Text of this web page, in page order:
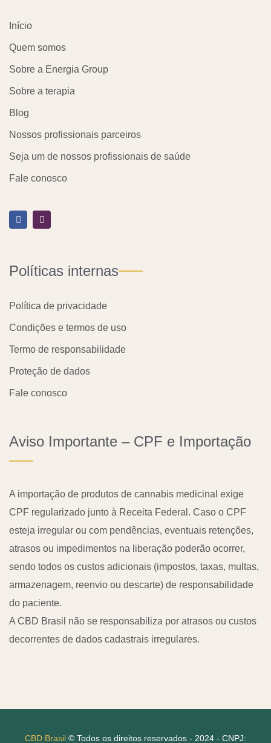
Início
Quem somos
Sobre a Energia Group
Sobre a terapia
Blog
Nossos profissionais parceiros
Seja um de nossos profissionais de saúde
Fale conosco
a
c
k
n
s
a
m
Políticas internas
Política de privacidade
Condições e termos de uso
Termo de responsabilidade
Proteção de dados
Fale conosco
Aviso Importante – CPF e Importação
A importação de produtos de cannabis medicinal exige
CPF regularizado junto à Receita Federal. Caso o CPF
esteja irregular ou com pendências, eventuais retenções,
atrasos ou impedimentos na liberação poderão ocorrer,
sendo todos os custos adicionais (impostos, taxas, multas,
armazenagem, reenvio ou descarte) de responsabilidade
do paciente.
A CBD Brasil não se responsabiliza por atrasos ou custos
decorrentes de dados cadastrais irregulares.
CBD Brasil © Todos os direitos reservados - 2024 - CNPJ: